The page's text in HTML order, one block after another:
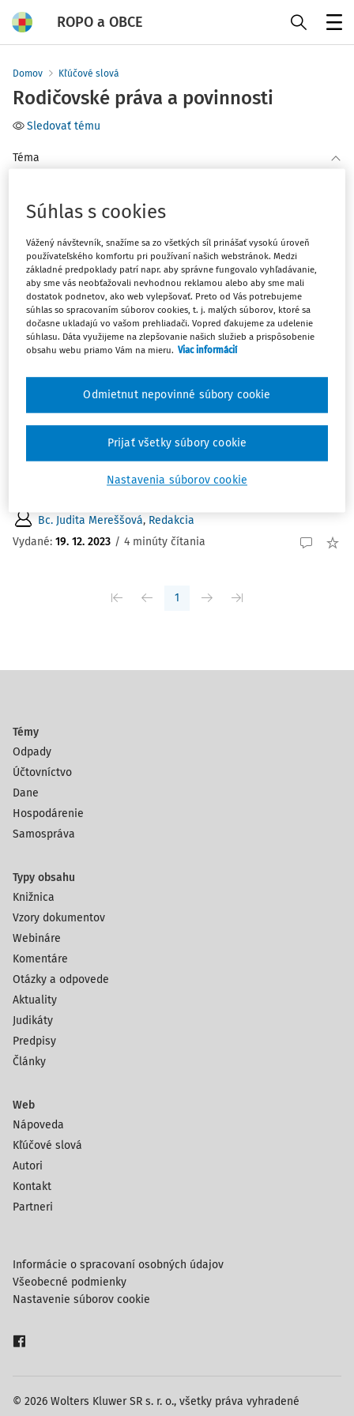
ROPO a OBCE
Domov Kľúčové slová
Rodičovské práva a povinnosti
Sledovať tému
Téma
Počet vyhľadaných dokumentov:1
Zoradiť podľa:
Najnovšie
Najstaršie
Postavenie školy pri zachovaní práv rodiča
Nerezidentný rodič maloletého dieťaťa od materskej
školy vyžaduje, aby dieťa nevydala v deň, kedy má s ním
upravený styk súdnym rozhodnutím nerezidentný rodič
na prevzatie z materskej školy, rezidentnému rodičovi.
Bc. Judita Mereššová, Redakcia
Vydané: 19. 12. 2023 / 4 minúty čítania
1
Témy
Odpady
Účtovníctvo
Dane
Hospodárenie
Samospráva
Typy obsahu
Knižnica
Vzory dokumentov
Webináre
Komentáre
Otázky a odpovede
Aktuality
Judikáty
Predpisy
Články
Web
Nápoveda
Kľúčové slová
Autori
Kontakt
Partneri
© 2026 Wolters Kluwer SR s. r. o., všetky práva vyhradené
Informácie o spracovaní osobných údajov
Všeobecné podmienky
Nastavenie súborov cookie
Súhlas s cookies
Vážený návštevník, snažíme sa zo všetkých síl prinášať vysokú úroveň
používateľského komfortu pri používaní našich webstránok. Medzi
základné predpoklady patrí napr. aby správne fungovalo vyhľadávanie,
aby sme vás neobťažovali nevhodnou reklamou alebo aby sme mali
dostatok podnetov, ako web vylepšovať. Preto od Vás potrebujeme
súhlas so spracovaním súborov cookies, t. j. malých súborov, ktoré sa
dočasne ukladajú vo vašom prehliadači. Vopred ďakujeme za udelenie
súhlasu. Dáta využijeme na zlepšovanie našich služieb a prispôsobenie
obsahu webu priamo Vám na mieru. Viac informácií
Nastavenia súborov cookie
Odmietnut nepovinné súbory cookie
Prijať všetky súbory cookie